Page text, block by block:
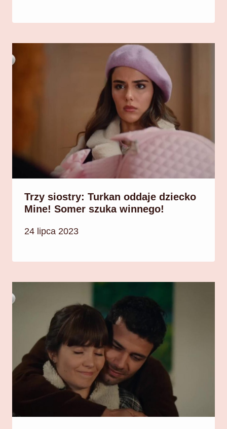
Trzy siostry: Turkan oddaje dziecko
Mine! Somer szuka winnego!
24 lipca 2023